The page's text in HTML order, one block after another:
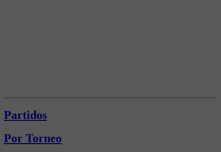
Partidos
Por Torneo